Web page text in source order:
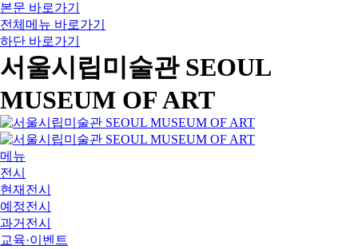
본문 바로가기
전체메뉴 바로가기
하단 바로가기
서울시립미술관 SEOUL
MUSEUM OF ART
메뉴
전시
현재전시
예정전시
과거전시
교육·이벤트